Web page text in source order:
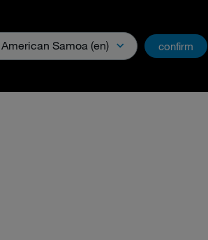
American Samoa (en) confirm